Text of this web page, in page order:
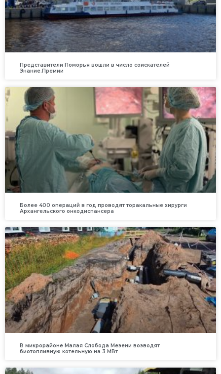
Представители Поморья вошли в число соискателей
Знание.Премии
Более 400 операций в год проводят торакальные хирурги
Архангельского онкодиспансера
В микрорайоне Малая Слобода Мезени возводят
биотопливную котельную на 3 МВт